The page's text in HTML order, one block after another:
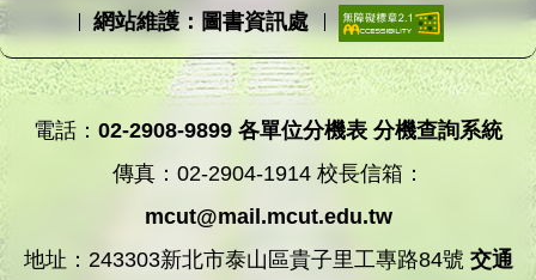
網站維護：圖書資訊處
電話： 02-2908-9899 各單位分機表 分機查詢系統
傳真：02-2904-1914 校長信箱：
mcut@mail.mcut.edu.tw
地址：243303新北市泰山區貴子里工專路84號 交通